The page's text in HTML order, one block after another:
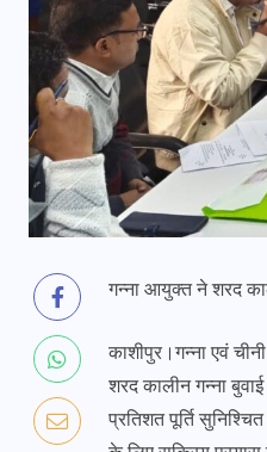
गन्ना आयुक्त ने शरद
काशीपुर।गन्ना एवं
शरद कालीन गन्ना
प्रतिशत पूर्ति